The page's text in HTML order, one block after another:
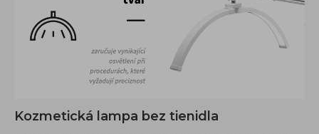
Kozmetická lampa bez tienidla